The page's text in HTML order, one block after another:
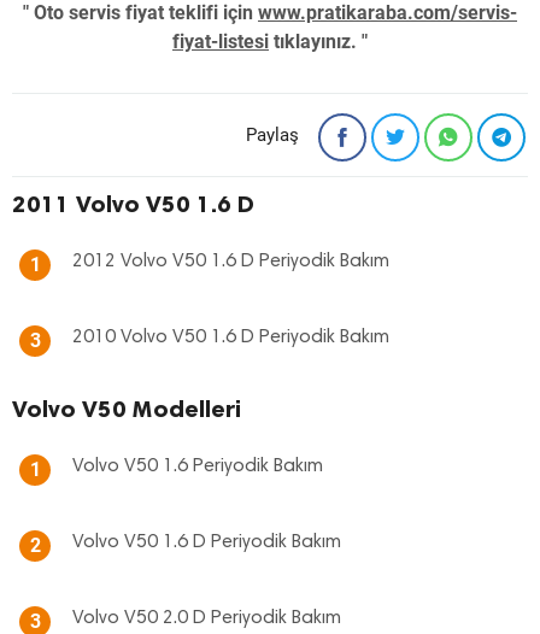
" Oto servis fiyat teklifi için www.pratikaraba.com/servis-
fiyat-listesi tıklayınız. "
Paylaş
2011 Volvo V50 1.6 D
1 2012 Volvo V50 1.6 D Periyodik Bakım
3 2010 Volvo V50 1.6 D Periyodik Bakım
Volvo V50 Modelleri
1 Volvo V50 1.6 Periyodik Bakım
2 Volvo V50 1.6 D Periyodik Bakım
3 Volvo V50 2.0 D Periyodik Bakım